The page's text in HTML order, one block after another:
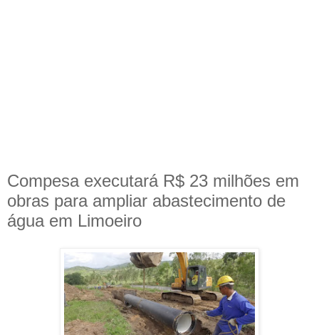
Compesa executará R$ 23 milhões em
obras para ampliar abastecimento de
água em Limoeiro